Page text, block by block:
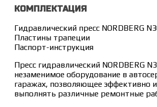
КОМПЛЕКТАЦИЯ
Гидравлический пресс NORDBERG
Пластины трапеции
Паспорт-инструкция
Пресс гидравлический NORDBERG
незаменимое оборудование в
гаражах, позволяющее эффективно
выполнять различные ремонтные